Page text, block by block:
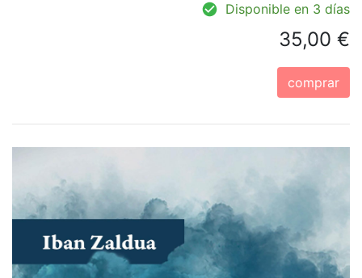
Disponible en 3 días
35,00 €
comprar